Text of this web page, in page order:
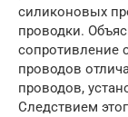
силиконовых
проводки.
сопротивление
проводов
проводов,
Следствием